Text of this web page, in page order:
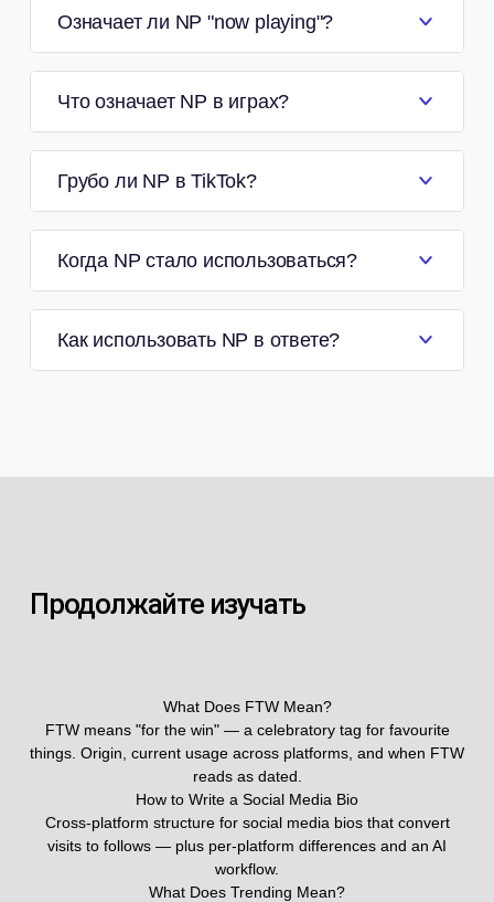
Означает ли NP "now playing"?
Что означает NP в играх?
Грубо ли NP в TikTok?
Когда NP стало использоваться?
Как использовать NP в ответе?
Продолжайте изучать
What Does FTW Mean?
FTW means "for the win" — a celebratory tag for favourite
things. Origin, current usage across platforms, and when FTW
reads as dated.
How to Write a Social Media Bio
Cross-platform structure for social media bios that convert
visits to follows — plus per-platform differences and an AI
workflow.
What Does Trending Mean?